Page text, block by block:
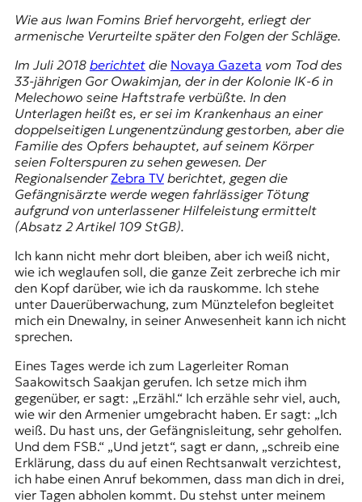
Wie aus Iwan Fomins Brief hervorgeht, erliegt der
armenische Verurteilte später den Folgen der Schläge.
Im Juli 2018 berichtetdie Novaya Gazeta vom Tod des
33-jährigen Gor Owakimjan, der in der Kolonie IK-6 in
Melechowo seine Haftstrafe verbüßte. In den
Unterlagen heißt es, er sei im Krankenhaus an einer
doppelseitigen Lungenentzündung gestorben, aber die
Familie des Opfers behauptet, auf seinem Körper
seien Folterspuren zu sehen gewesen. Der
RegionalsenderZebra TVberichtet, gegen die
Gefängnisärzte werde wegen fahrlässiger Tötung
aufgrund von unterlassener Hilfeleistung ermittelt
(Absatz 2 Artikel 109 StGB).
Ich kann nicht mehr dort bleiben, aber ich weiß nicht,
wie ich weglaufen soll, die ganze Zeit zerbreche ich mir
den Kopf darüber, wie ich da rauskomme. Ich stehe
unter Dauerüberwachung, zum Münztelefon begleitet
mich ein Dnewalny, in seiner Anwesenheit kann ich nicht
sprechen.
Eines Tages werde ich zum Lagerleiter Roman
Saakowitsch Saakjan gerufen. Ich setze mich ihm
gegenüber, er sagt: „Erzähl.“ Ich erzähle sehr viel, auch,
wie wir den Armenier umgebracht haben. Er sagt: „Ich
weiß. Du hast uns, der Gefängnisleitung, sehr geholfen.
Und dem FSB.“ „Und jetzt“, sagt er dann, „schreib eine
Erklärung, dass du auf einen Rechtsanwalt verzichtest,
ich habe einen Anruf bekommen, dass man dich in drei,
vier Tagen abholen kommt. Du stehst unter meinem